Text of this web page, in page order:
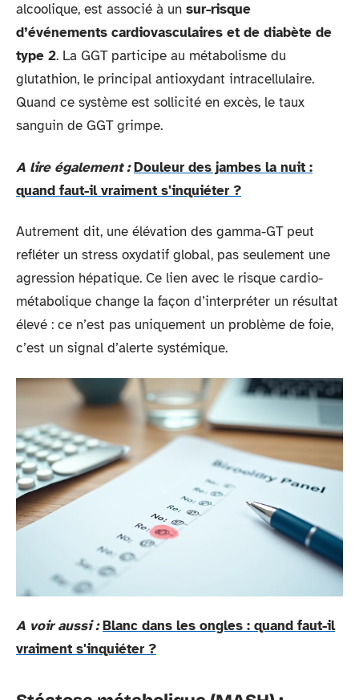
alcoolique, est associé à un sur-risque
d’événements cardiovasculaires et de diabète de
type 2. La GGT participe au métabolisme du
glutathion, le principal antioxydant intracellulaire.
Quand ce système est sollicité en excès, le taux
sanguin de GGT grimpe.
A lire également : Douleur des jambes la nuit :
quand faut-il vraiment s'inquiéter ?
Autrement dit, une élévation des gamma-GT peut
refléter un stress oxydatif global, pas seulement une
agression hépatique. Ce lien avec le risque cardio-
métabolique change la façon d’interpréter un résultat
élevé : ce n’est pas uniquement un problème de foie,
c’est un signal d’alerte systémique.
A voir aussi : Blanc dans les ongles : quand faut-il
vraiment s'inquiéter ?